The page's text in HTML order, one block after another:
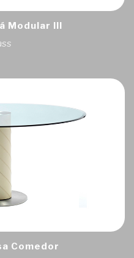
Modular III
Comedor